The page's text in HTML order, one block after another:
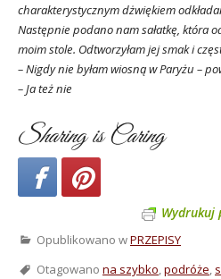
charakterystycznym dżwiękiem
Następnie podano nam sałatkę, która
moim stole. Odtworzyłam jej smak i
– Nigdy nie byłam wiosną w Paryżu –
– Ja też nie
Sharing is Caring
Wydrukuj
Opublikowano wPRZEPISY
Otagowano na szybko,podróże,